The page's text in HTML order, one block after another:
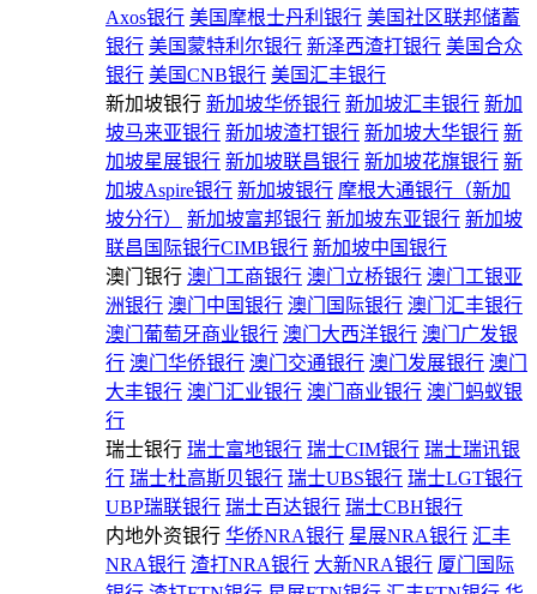
Axos银行 美国摩根士丹利银行 美国社区联邦储蓄
银行 美国蒙特利尔银行 新泽西渣打银行 美国合众
银行 美国CNB银行 美国汇丰银行
新加坡银行 新加坡华侨银行 新加坡汇丰银行 新加
坡马来亚银行 新加坡渣打银行 新加坡大华银行 新
加坡星展银行 新加坡联昌银行 新加坡花旗银行 新
加坡Aspire银行 新加坡银行 摩根大通银行（新加
坡分行）
新加坡富邦银行 新加坡东亚银行 新加坡
联昌国际银行CIMB银行 新加坡中国银行
澳门银行 澳门工商银行 澳门立桥银行 澳门工银亚
洲银行 澳门中国银行 澳门国际银行 澳门汇丰银行
澳门葡萄牙商业银行 澳门大西洋银行 澳门广发银
行 澳门华侨银行 澳门交通银行 澳门发展银行 澳门
大丰银行 澳门汇业银行 澳门商业银行 澳门蚂蚁银
行
瑞士银行 瑞士富地银行 瑞士CIM银行 瑞士瑞讯银
行 瑞士杜高斯贝银行 瑞士UBS银行 瑞士LGT银行
UBP瑞联银行 瑞士百达银行 瑞士CBH银行
内地外资银行 华侨NRA银行 星展NRA银行 汇丰
NRA银行 渣打NRA银行 大新NRA银行 厦门国际